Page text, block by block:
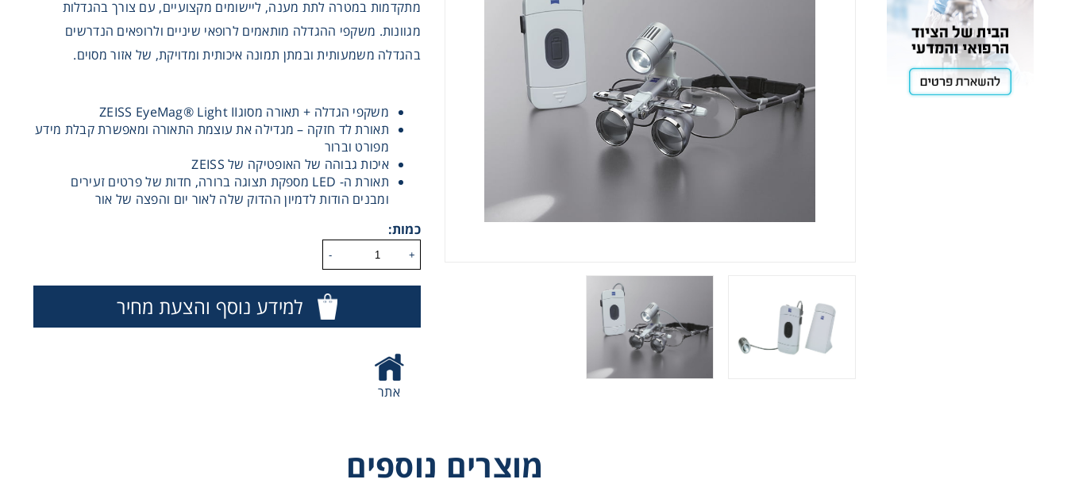
מתקדמות במטרה לתת מענה, ליישומים מקצועיים, עם צורך בהגדלות
מגוונות. משקפי ההגדלה מותאמים לרופאי שיניים ולרופאים הנדרשים
בהגדלה משמעותית ובמתן תמונה איכותית ומדויקת, של אזור מסוים.
משקפי הגדלה + תאורה מסוגZEISS EyeMag® Light II
תאורת לד חזקה – מגדילה את עוצמת התאורה ומאפשרת קבלת מידע
מפורט וברור
איכות גבוהה של האופטיקה של ZEISS
תאורת ה- LED מספקת תצוגה ברורה, חדות של פרטים זעירים
ומבנים הודות לדמיון ההדוק שלה לאור יום והפצה של אור
כמות:
+
-
למידע נוסף והצעת מחיר
אתר
מוצרים נוספים
Heating
Instrumentation
Sample Preparation
Shaking & Stirring